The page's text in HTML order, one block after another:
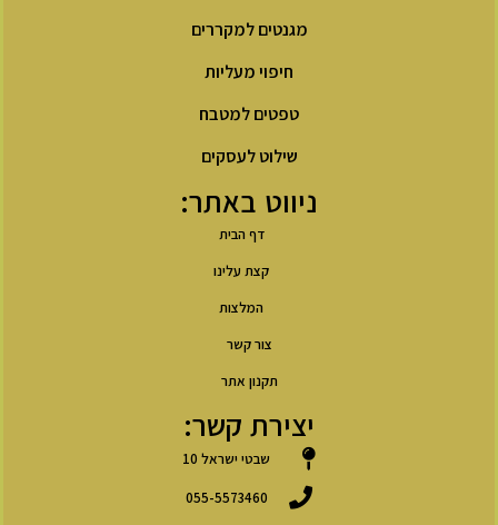
מגנטים למקררים
חיפוי מעליות
טפטים למטבח
שילוט לעסקים
ניווט באתר:
דף הבית
קצת עלינו
המלצות
צור קשר
תקנון אתר
יצירת קשר:
שבטי ישראל 10
055-5573460